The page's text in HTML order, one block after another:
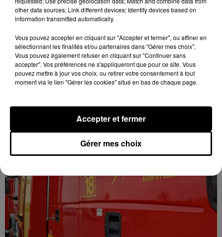
15h55
embrasée à Auneau
other data sources; Link different devices; Identify devices based on
information transmitted automatically.
Vous pouvez accepter en cliquant sur "Accepter et fermer", ou affiner en
sélectionnant les finalités et/ou partenaires dans "Gérer mes choix".
Vous pouvez également refuser en cliquant sur "Continuer sans
accepter". Vos préférences ne s'appliqueront que pour ce site. Vous
pouvez mettre à jour vos choix, ou retirer votre consentement à tout
moment via le lien "Gérer les cookies" situé en bas de chaque page.
Gérer mes choix
Accepter et fermer